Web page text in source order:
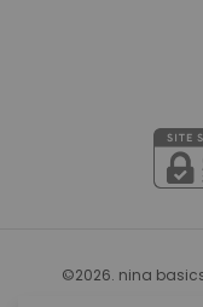
©2026. nina